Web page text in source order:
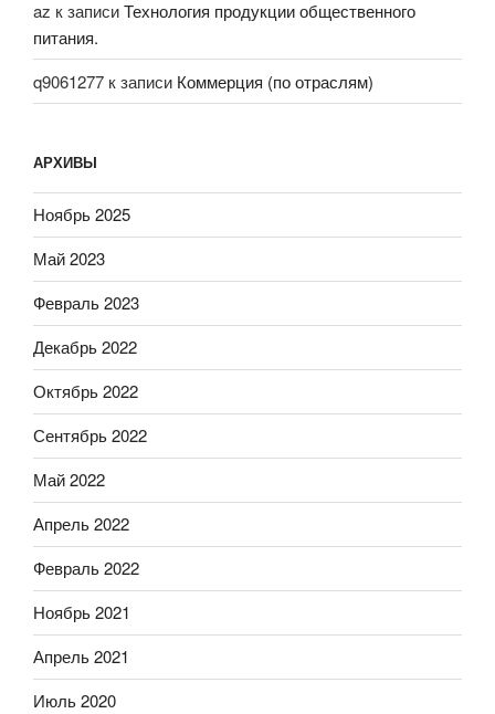
az к записиТехнология продукции общественного
питания.
q9061277 к записи Коммерция (по отраслям)
АРХИВЫ
Ноябрь 2025
Май 2023
Февраль 2023
Декабрь 2022
Октябрь 2022
Сентябрь 2022
Май 2022
Апрель 2022
Февраль 2022
Ноябрь 2021
Апрель 2021
Июль 2020